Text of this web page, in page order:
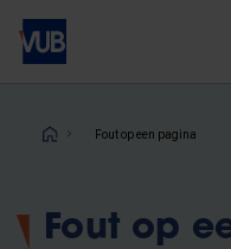
Overslaan
naar
inhoud
Fout op een pagina
Fout op